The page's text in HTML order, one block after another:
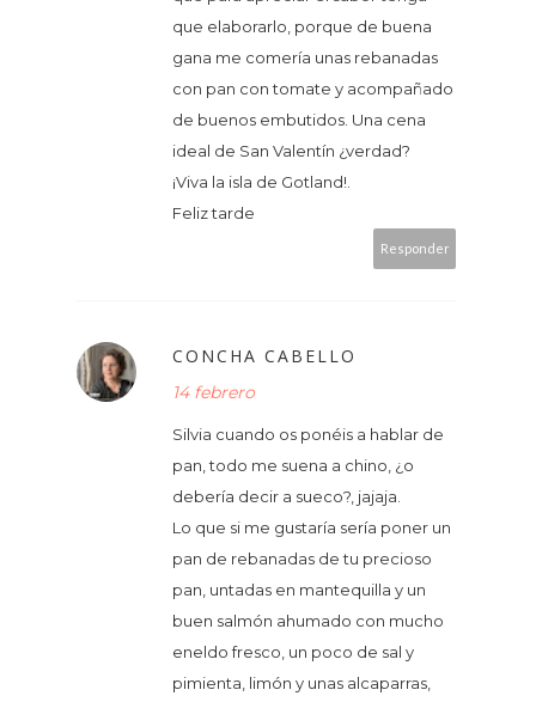
que elaborarlo, porque de buena
gana me comería unas rebanadas
con pan con tomate y acompañado
de buenos embutidos. Una cena
ideal de San Valentín ¿verdad?
¡Viva la isla de Gotland!.
Feliz tarde
Responder
CONCHA CABELLO
14 febrero
Silvia cuando os ponéis a hablar de
pan, todo me suena a chino, ¿o
debería decir a sueco?, jajaja.
Lo que si me gustaría sería poner un
pan de rebanadas de tu precioso
pan, untadas en mantequilla y un
buen salmón ahumado con mucho
eneldo fresco, un poco de sal y
pimienta, limón y unas alcaparras,